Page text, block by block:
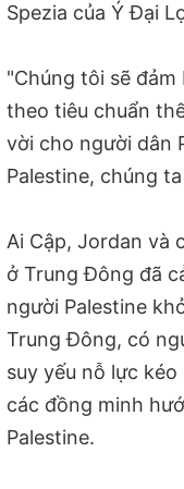
Spezia của Ý Đại
"Chúng tôi sẽ
theo tiêu chuẩn
vời cho người dân
Palestine, chúng
Ai Cập, Jordan và
ở Trung Đông đã
người Palestine
Trung Đông, có
suy yếu nỗ lực
các đồng minh
Palestine.